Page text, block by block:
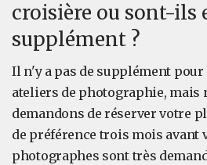
croisière ou sont-ils
supplément ?
Il n'y a pas de supplément
ateliers de photographie, mais
demandons de réserver votre
de préférence trois mois avant
photographes sont très